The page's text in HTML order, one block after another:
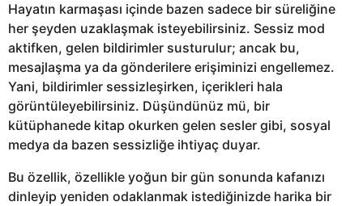
Hayatın karmaşası içinde bazen sadece bir süreliğine
her şeyden uzaklaşmak isteyebilirsiniz. Sessiz mod
aktifken, gelen bildirimler susturulur; ancak bu,
mesajlaşma ya da gönderilere erişiminizi engellemez.
Yani, bildirimler sessizleşirken, içerikleri hala
görüntüleyebilirsiniz. Düşündünüz mü, bir
kütüphanede kitap okurken gelen sesler gibi, sosyal
medya da bazen sessizliğe ihtiyaç duyar.
Bu özellik, özellikle yoğun bir gün sonunda kafanızı
dinleyip yeniden odaklanmak istediğinizde harika bir